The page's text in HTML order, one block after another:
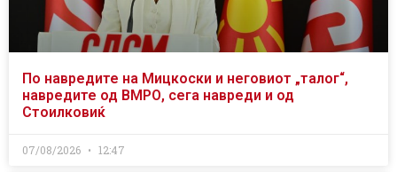
По навредите на Мицкоски и неговиот „талог“,
навредите од ВМРО, сега навреди и од
Стоилковиќ
07/08/2026 12:47